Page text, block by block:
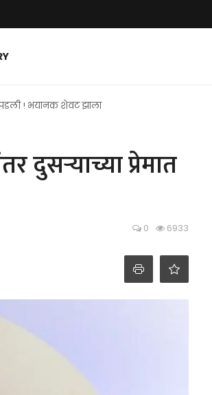
पडली ! भयानक शेवट झाला
दुसऱ्याच्या प्रेमात
0 6933